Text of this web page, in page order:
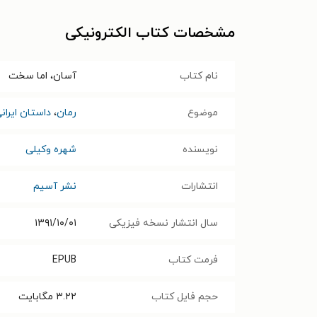
مشخصات کتاب الکترونیکی
نام کتاب آسان، اما سخت
موضوع رمان، داستان
نویسنده شهره وکیلی
انتشارات نشر آسیم
سال انتشار نسخه فیزیکی ۱۳۹۱/۱۰/۰۱
فرمت کتاب EPUB
حجم فایل کتاب ۳.۲۲ مگابایت